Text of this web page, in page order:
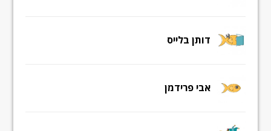
דותן בלייס
אבי פרידמן